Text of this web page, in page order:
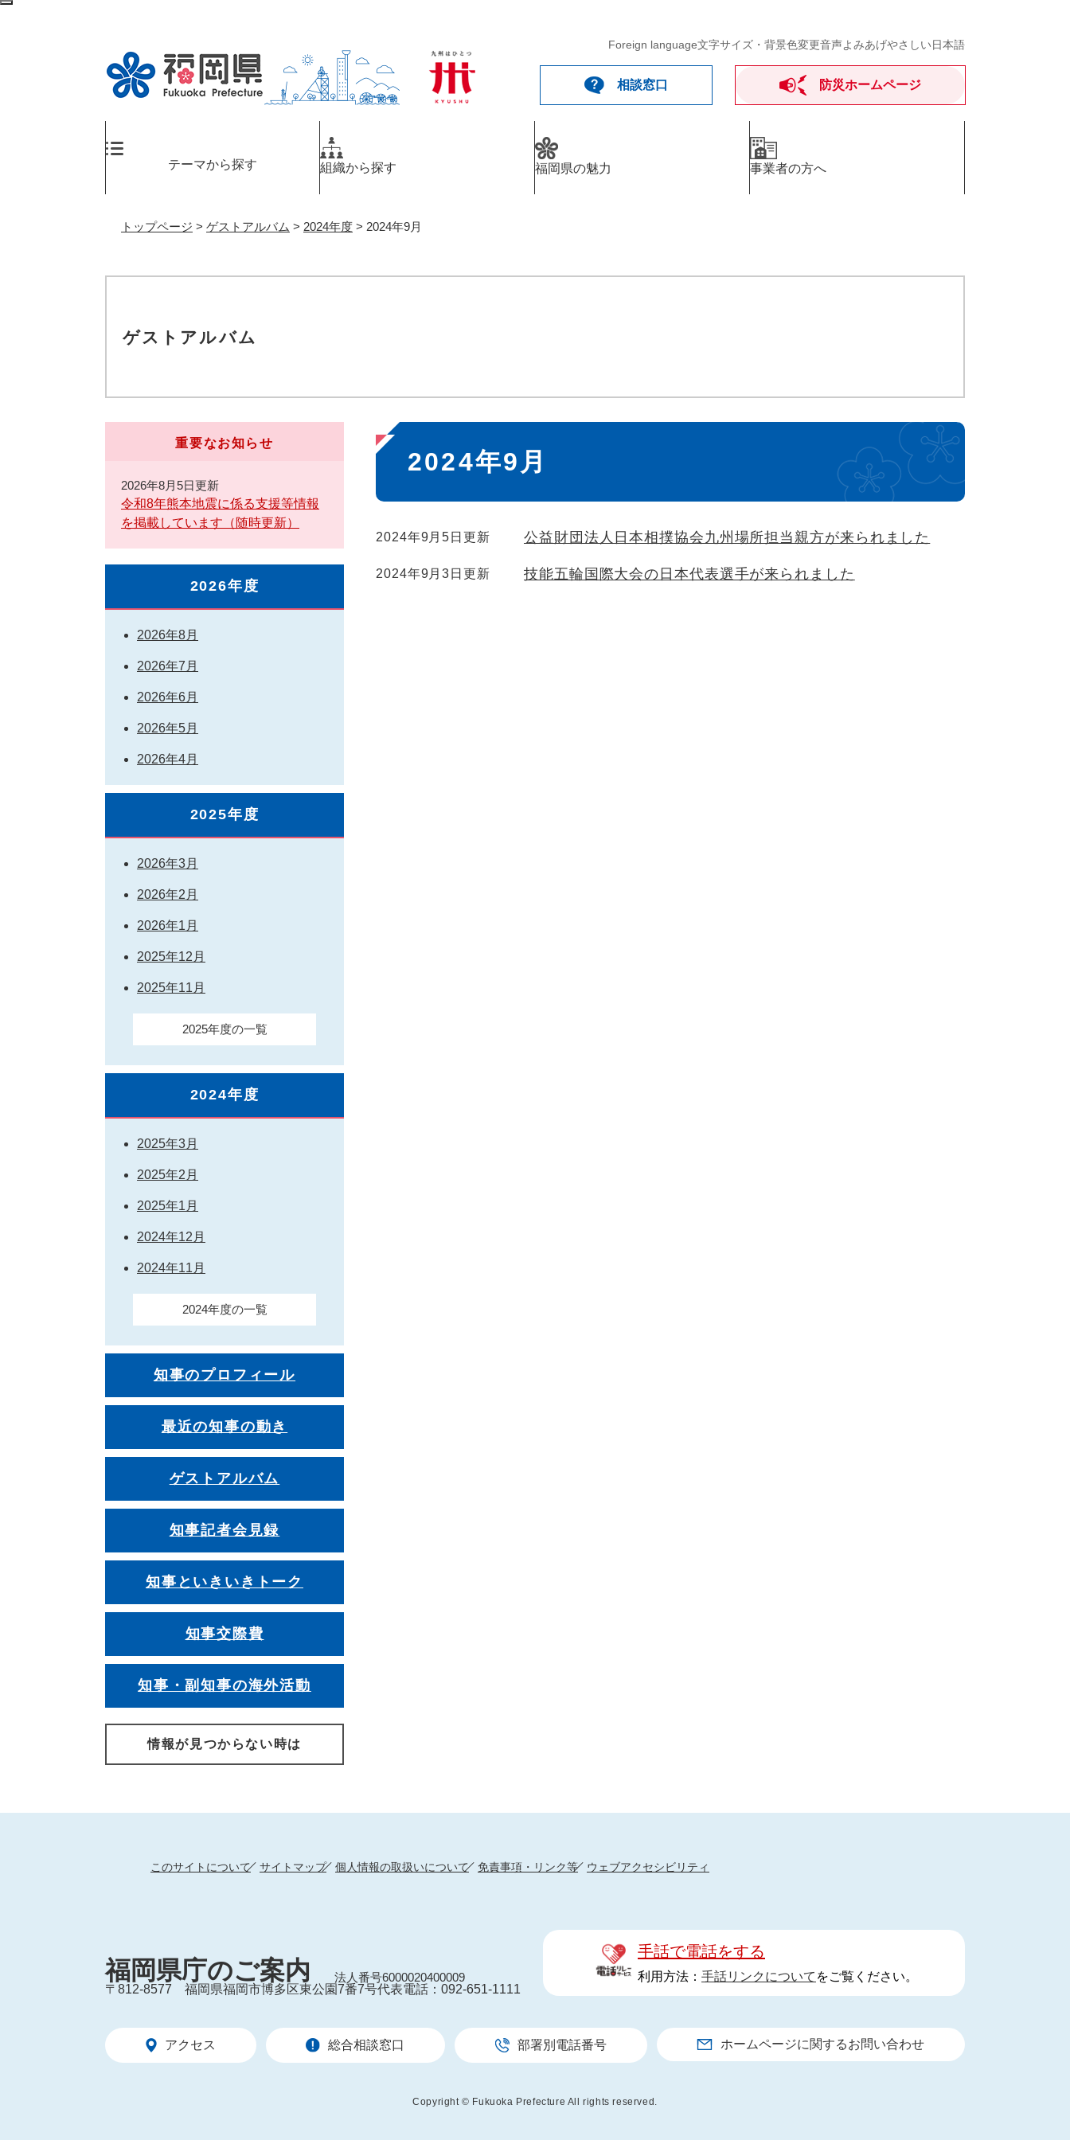
ペ
Foreign language文字サイズ・背景色変更音声よみあげやさしい日本語
相談窓口 防災ホームページ
テーマから探す 組織から探す 福岡県の魅力 事業者の方へ
トップページ > ゲストアルバム > 2024年度 > 2024年9月
ゲストアルバム
本
文
2024年9月
2024年9月5日更新 公益財団法人日本相撲協会九州場所担当親方が来られました
2024年9月3日更新 技能五輪国際大会の日本代表選手が来られました
重要なお知らせ
2026年8月5日更新
令和8年熊本地震に係る支援等情報
を掲載しています（随時更新）
2026年度
2026年8月
2026年7月
2026年6月
2026年5月
2026年4月
2025年度
2026年3月
2026年2月
2026年1月
2025年12月
2025年11月
2025年度の一覧
2024年度
2025年3月
2025年2月
2025年1月
2024年12月
2024年11月
2024年度の一覧
知事のプロフィール
最近の知事の動き
ゲストアルバム
知事記者会見録
知事といきいきトーク
知事交際費
知事・副知事の海外活動
情報が見つからない時は
このサイトについて サイトマップ 個人情報の取扱いについて 免責事項・リンク等 ウェブアクセシビリティ
福岡県庁のご案内
法人番号6000020400009
〒812-8577
福岡県福岡市博多区東公園7番7号代表電話：092-651-1111
手話で電話をする
利用方法： 手話リンクについて をご覧ください。
アクセス 総合相談窓口 部署別電話番号 ホームページに関するお問い合わせ
Copyright © Fukuoka Prefecture All rights reserved.